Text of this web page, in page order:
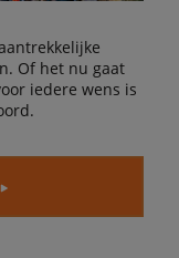
Of het nu gaat
iedere wens is